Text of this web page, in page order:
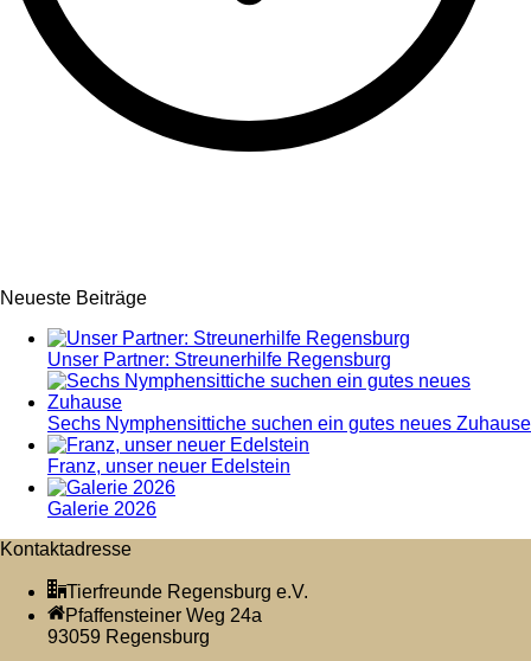
Neueste Beiträge
Unser Partner: Streunerhilfe Regensburg
Sechs Nymphensittiche suchen ein gutes neues Zuhause
Franz, unser neuer Edelstein
Galerie 2026
Kontaktadresse
Tierfreunde Regensburg e.V.
Pfaffensteiner Weg 24a
93059 Regensburg